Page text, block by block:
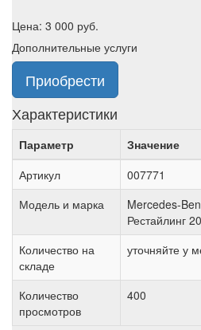
Цена: 3 000 руб.
Дополнительные услуги
Приобрести
Характеристики
Параметр
Значение
Артикул
007771
Модель и марка
Mercedes-
Рестайлинг
Количество на
складе
уточняйте у
Количество
просмотров
400